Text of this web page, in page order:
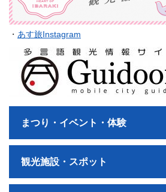
・ あす旅Instagram
まつり・イベント・体験
観光施設・スポット